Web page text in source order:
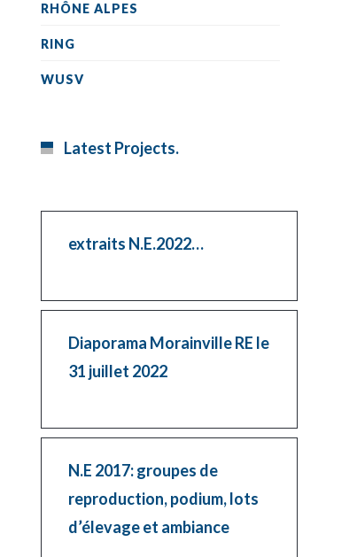
RHÔNE ALPES
RING
WUSV
Latest Projects.
extraits N.E.2022…
Diaporama Morainville RE le
31 juillet 2022
N.E 2017: groupes de
reproduction, podium, lots
d’élevage et ambiance